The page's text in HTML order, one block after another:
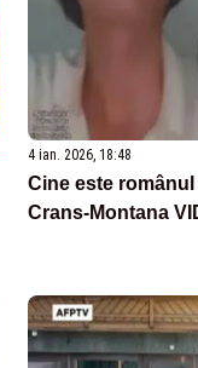
4 ian. 2026, 18:48
Cine este
Crans-Montana